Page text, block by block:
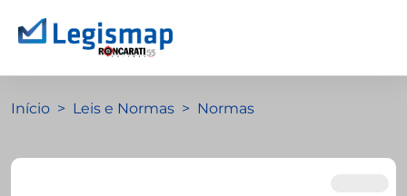
Início Leis e Normas Normas